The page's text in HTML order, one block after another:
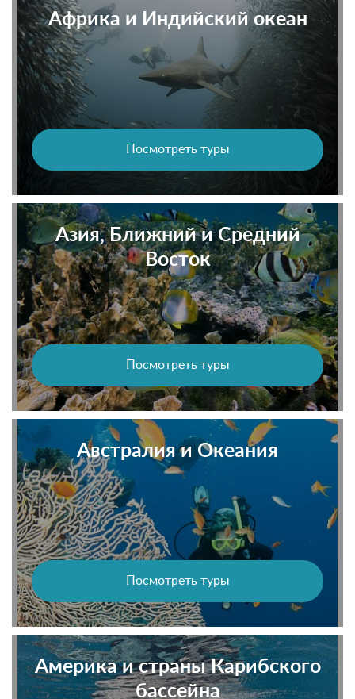
Африка и Индийский океан
Посмотреть туры
Азия, Ближний и Средний
Восток
Посмотреть туры
Австралия и Океания
Посмотреть туры
Америка и страны Карибского
бассейна